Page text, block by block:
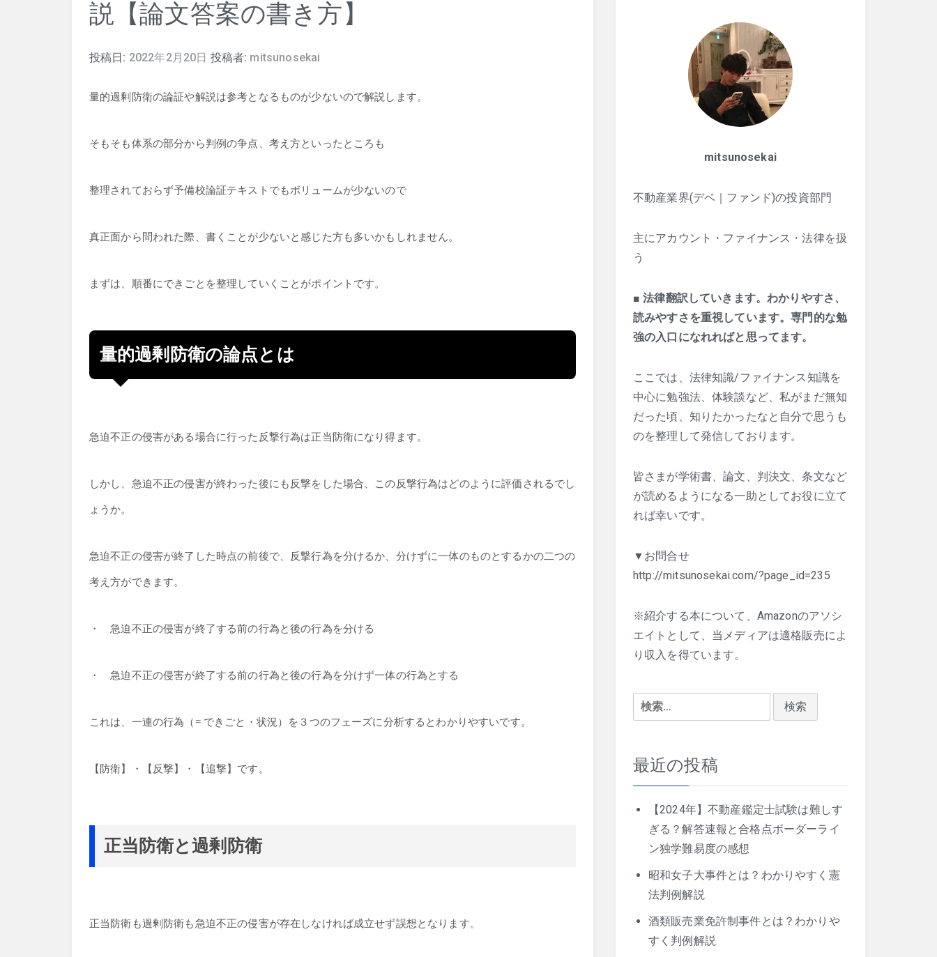
説【論文答案の書き方】
投稿日: 2022年2月20日 投稿者: mitsunosekai
量的過剰防衛の論証や解説は参考となるものが少ないので解説します。
そもそも体系の部分から判例の争点、考え方といったところも
整理されておらず予備校論証テキストでもボリュームが少ないので
真正面から問われた際、書くことが少ないと感じた方も多いかもしれません。
まずは、順番にできごとを整理していくことがポイントです。
量的過剰防衛の論点とは
急迫不正の侵害がある場合に行った反撃行為は正当防衛になり得ます。
しかし、急迫不正の侵害が終わった後にも反撃をした場合、この反撃行為はどのように評価されるでし
ょうか。
急迫不正の侵害が終了した時点の前後で、反撃行為を分けるか、分けずに一体のものとするかの二つの
考え方ができます。
・ 急迫不正の侵害が終了する前の行為と後の行為を分ける
・ 急迫不正の侵害が終了する前の行為と後の行為を分けず一体の行為とする
これは、一連の行為（= できごと・状況）を３つのフェーズに分析するとわかりやすいです。
【防衛】・【反撃】・【追撃】です。
正当防衛と過剰防衛
正当防衛も過剰防衛も急迫不正の侵害が存在しなければ成立せず誤想となります。
mitsunosekai
不動産業界(デベ｜ファンド)の投資部門
主にアカウント・ファイナンス・法律を扱
う
■法律翻訳していきます。わかりやすさ、
読みやすさを重視しています。専門的な勉
強の入口になれればと思ってます。
ここでは、法律知識/ファイナンス知識を
中心に勉強法、体験談など、私がまだ無知
だった頃、知りたかったなと自分で思うも
のを整理して発信しております。
皆さまが学術書、論文、判決文、条文など
が読めるようになる一助としてお役に立て
れば幸いです。
▼お問合せ
http://mitsunosekai.com/?page_id=235
※紹介する本について、Amazonのアソシ
エイトとして、当メディアは適格販売によ
り収入を得ています。
検
索:
最近の投稿
【2024年】不動産鑑定士試験は難しす
ぎる？解答速報と合格点ボーダーライ
ン独学難易度の感想
昭和女子大事件とは？わかりやすく憲
法判例解説
酒類販売業免許制事件とは？わかりや
すく判例解説